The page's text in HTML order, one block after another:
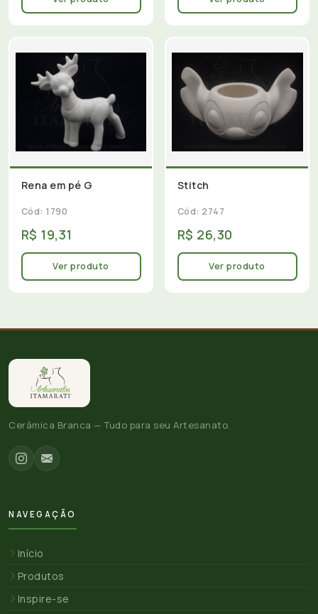
Rena em pé G
Cód: 1790
R$ 19,31
Ver produto
Stitch
Cód: 2747
R$ 26,30
Ver produto
Cerâmica Branca — Tudo para seu Artesanato.
NAVEGAÇÃO
Início
Produtos
Inspire-se